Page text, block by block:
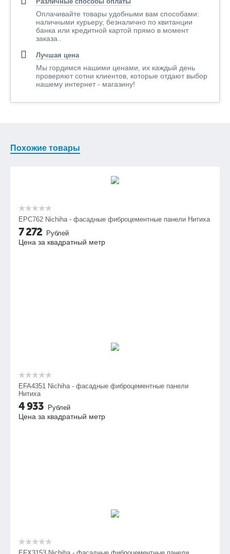
Оплачивайте товары удобными вам способами:
наличными курьеру, безналично по квитанции
банка или кредитной картой прямо в момент
заказа..
Лучшая цена
Мы гордимся нашими ценами, их каждый день
проверяют сотни клиентов, которые отдают выбор
нашему интернет - магазину!
Похожие товары
EPC762 Nichiha - фасадные фиброцементные панели Нитиха
7 272 Рублей
Цена за квадратный метр
EFA4351 Nichiha - фасадные фиброцементные панели
Нитиха
4 933 Рублей
Цена за квадратный метр